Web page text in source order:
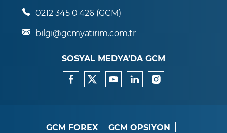
0212 345 0 426 (GCM)
bilgi@gcmyatirim.com.tr
SOSYAL MEDYA’DA GCM
GCM FOREX
GCM OPSIYON